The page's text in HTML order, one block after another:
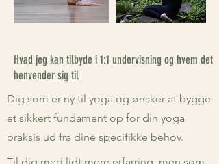
Hvad jeg kan tilbyde i 1:1 undervisning og hvem det
henvender sig til
Dig som er ny til yoga og ønsker at bygge
et sikkert fundament op for din yoga
praksis ud fra dine specifikke behov.